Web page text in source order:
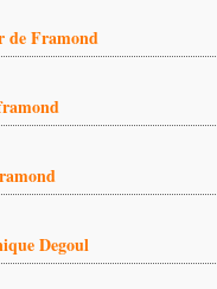
de Framond
Degoul